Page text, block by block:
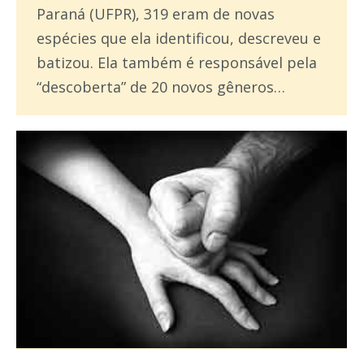
Paraná (UFPR), 319 eram de novas
espécies que ela identificou, descreveu e
batizou. Ela também é responsável pela
“descoberta” de 20 novos gêneros…